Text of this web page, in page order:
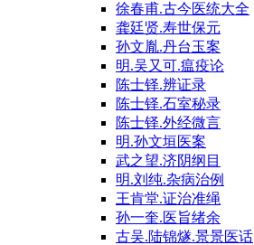
徐春甫.古今医统大全
龚廷贤.寿世保元
孙文胤.丹台玉案
明.吴又可.瘟疫论
陈士铎.辨证录
陈士铎.石室秘录
陈士铎.外经微言
明.孙文垣医案
武之望.济阴纲目
明.刘纯.杂病治例
王肯堂.证治准绳
孙一奎.医旨绪余
古吴.陆锦燧.景景医话